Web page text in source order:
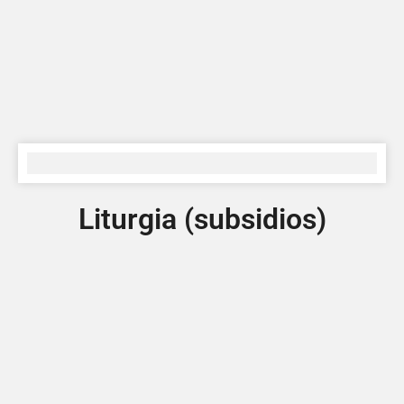
Liturgia (subsidios)